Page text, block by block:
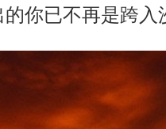
你已不再是跨入